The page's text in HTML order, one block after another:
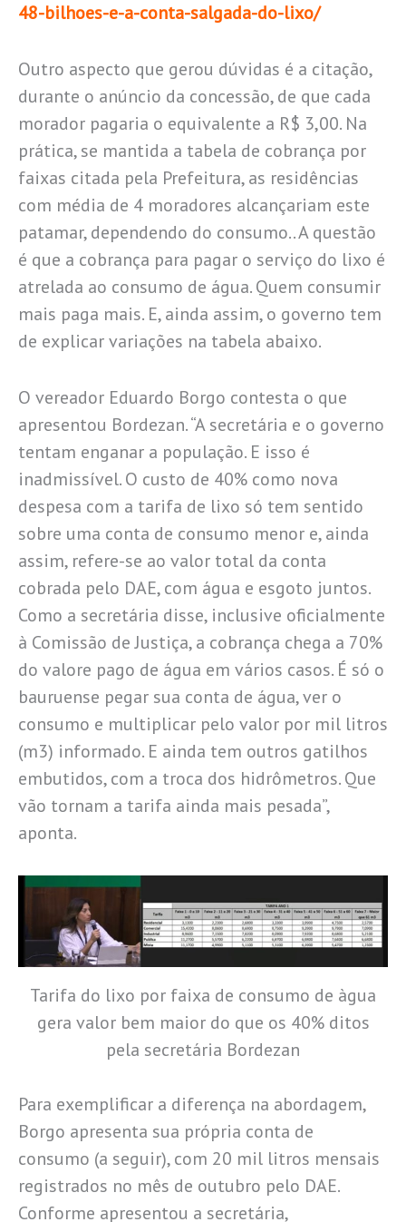
48-bilhoes-e-a-conta-salgada-do-lixo/
Outro aspecto que gerou dúvidas é a citação,
durante o anúncio da concessão, de que cada
morador pagaria o equivalente a R$ 3,00. Na
prática, se mantida a tabela de cobrança por
faixas citada pela Prefeitura, as residências
com média de 4 moradores alcançariam este
patamar, dependendo do consumo.. A questão
é que a cobrança para pagar o serviço do lixo é
atrelada ao consumo de água. Quem consumir
mais paga mais. E, ainda assim, o governo tem
de explicar variações na tabela abaixo.
O vereador Eduardo Borgo contesta o que
apresentou Bordezan. “A secretária e o governo
tentam enganar a população. E isso é
inadmissível. O custo de 40% como nova
despesa com a tarifa de lixo só tem sentido
sobre uma conta de consumo menor e, ainda
assim, refere-se ao valor total da conta
cobrada pelo DAE, com água e esgoto juntos.
Como a secretária disse, inclusive oficialmente
à Comissão de Justiça, a cobrança chega a 70%
do valore pago de água em vários casos. É só o
bauruense pegar sua conta de água, ver o
consumo e multiplicar pelo valor por mil litros
(m3) informado. E ainda tem outros gatilhos
embutidos, com a troca dos hidrômetros. Que
vão tornam a tarifa ainda mais pesada”,
aponta.
Tarifa do lixo por faixa de consumo de àgua
gera valor bem maior do que os 40% ditos
pela secretária Bordezan
Para exemplificar a diferença na abordagem,
Borgo apresenta sua própria conta de
consumo (a seguir), com 20 mil litros mensais
registrados no mês de outubro pelo DAE.
Conforme apresentou a secretária,